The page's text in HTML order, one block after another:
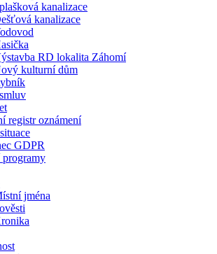
kanalizace
kanalizace
RD lokalita Záhomí
kulturní dům
registr oznámení
GDPR
jména